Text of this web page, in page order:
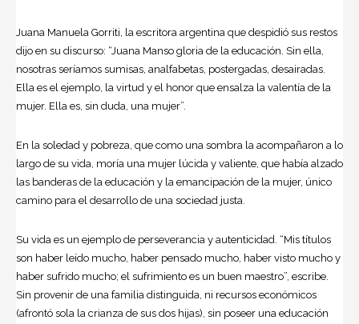
Juana Manuela Gorriti , la escritora argentina que despidió sus restos
dijo en su discurso: “Juana Manso gloria de la educación. Sin ella,
nosotras seríamos sumisas, analfabetas, postergadas, desairadas.
Ella es el ejemplo, la virtud y el honor que ensalza la valentía de la
mujer. Ella es, sin duda, una mujer”.
En la soledad y pobreza, que como una sombra la acompañaron a lo
largo de su vida, moría una mujer lúcida y valiente, que había alzado
las banderas de la educación y la emancipación de la mujer, único
camino para el desarrollo de una sociedad justa.
Su vida es un ejemplo de perseverancia y autenticidad. “Mis títulos
son haber leído mucho, haber pensado mucho, haber visto mucho y
haber sufrido mucho; el sufrimiento es un buen maestro”, escribe.
Sin provenir de una familia distinguida, ni recursos económicos
(afrontó sola la crianza de sus dos hijas), sin poseer una educación